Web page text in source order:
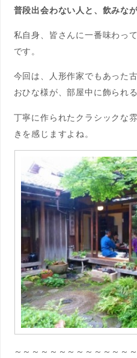
普段出会わない人と、飲みな
私自身、皆さんに一番味わっ
です。
今回は、人形作家でもあった
おひな様が、部屋中に飾られ
丁寧に作られたクラシックな
きを感じますよね。
～～～～～～～～～～～～～～